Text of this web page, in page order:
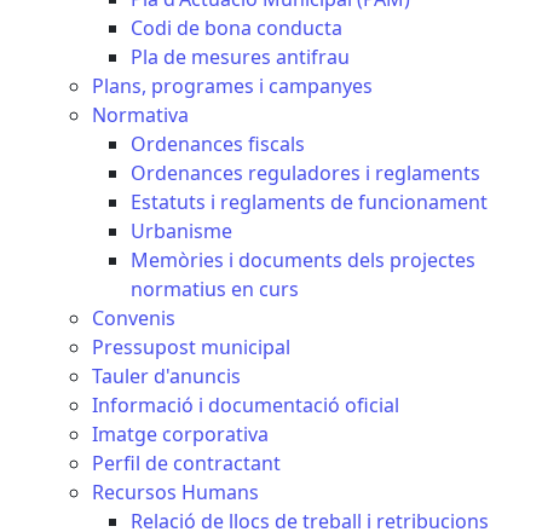
Codi de bona conducta
Pla de mesures antifrau
Plans, programes i campanyes
Normativa
Ordenances fiscals
Ordenances reguladores i reglaments
Estatuts i reglaments de funcionament
Urbanisme
Memòries i documents dels projectes
normatius en curs
Convenis
Pressupost municipal
Tauler d'anuncis
Informació i documentació oficial
Imatge corporativa
Perfil de contractant
Recursos Humans
Relació de llocs de treball i retribucions